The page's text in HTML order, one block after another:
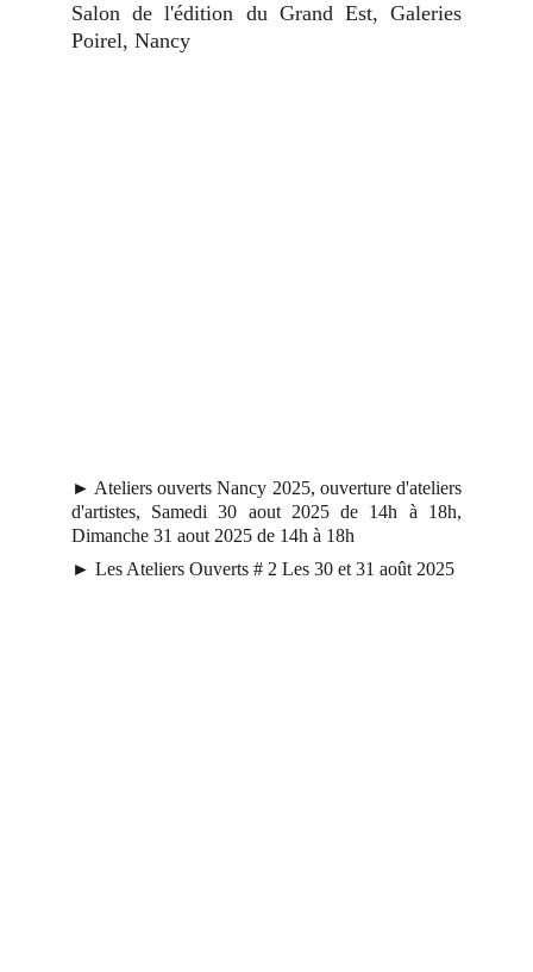
Salon de l'édition du Grand Est, Galeries
Poirel, Nancy
► Ateliers ouverts Nancy 2025, ouverture d'ateliers
d'artistes, Samedi 30 aout 2025 de 14h à 18h,
Dimanche 31 aout 2025 de 14h à 18h
► Les Ateliers Ouverts # 2 Les 30 et 31 août 2025